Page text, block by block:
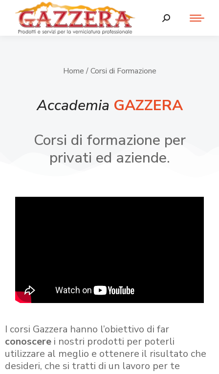
Home / Corsi di Formazione
Accademia GAZZERA
Corsi di formazione per
privati ed aziende.
I corsi Gazzera hanno l’obiettivo di far
conoscere i nostri prodotti per poterli
utilizzare al meglio e ottenere il risultato che
desideri, che si tratti di un lavoro per te